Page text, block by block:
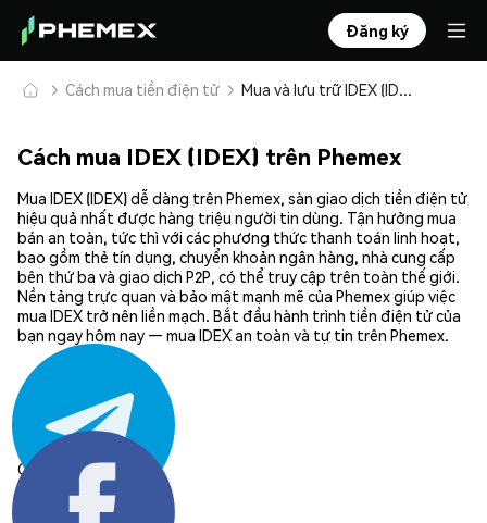
Đăng ký
Cách mua tiền điện tử Mua và lưu trữ IDEX (IDEX) an toàn
Cách mua IDEX (IDEX) trên Phemex
Mua IDEX (IDEX) dễ dàng trên Phemex, sàn giao dịch tiền điện tử
hiệu quả nhất được hàng triệu người tin dùng. Tận hưởng mua
bán an toàn, tức thì với các phương thức thanh toán linh hoạt,
bao gồm thẻ tín dụng, chuyển khoản ngân hàng, nhà cung cấp
bên thứ ba và giao dịch P2P, có thể truy cập trên toàn thế giới.
Nền tảng trực quan và bảo mật mạnh mẽ của Phemex giúp việc
mua IDEX trở nên liền mạch. Bắt đầu hành trình tiền điện tử của
bạn ngay hôm nay — mua IDEX an toàn và tự tin trên Phemex.
Chia sẻ: